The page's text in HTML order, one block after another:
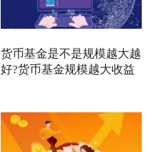
货币基金是不是规模越大越
好?货币基金规模越大收益